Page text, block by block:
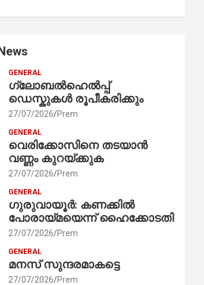
GENERAL
ഗ്ലോബൽഹെൽപ്പ്
ഡെസ്കുകൾ രൂപീകരിക്കും
27/07/2026 Prem
GENERAL
വെരിക്കോസിനെ തടയാൻ
വണ്ണം കുറയ്ക്കുക
27/07/2026 Prem
GENERAL
ഗുരുവായൂർ: കണക്കിൽ
പോരായ്മയെന്ന് ഹൈക്കോടതി
27/07/2026 Prem
GENERAL
മനസ് സുന്ദരമാകട്ടെ
27/07/2026 Prem